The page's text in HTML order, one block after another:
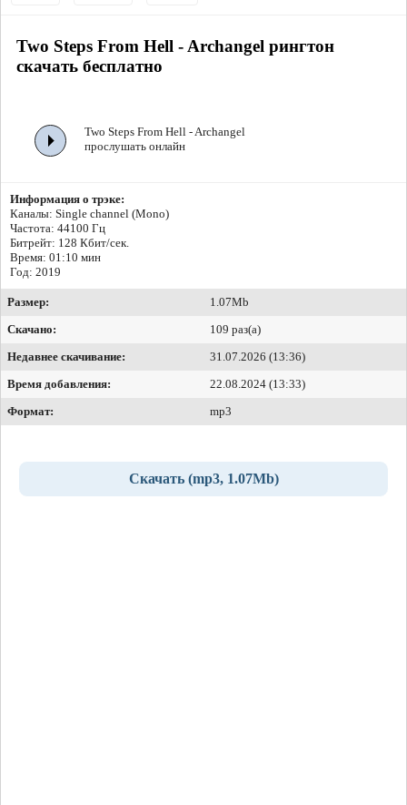
Two Steps From Hell - Archangel рингтон
скачать бесплатно
Two Steps From Hell - Archangel
прослушать онлайн
Информация о трэке:
Каналы: Single channel (Mono)
Частота: 44100 Гц
Битрейт: 128 Кбит/сек.
Время: 01:10 мин
Год: 2019
Размер:
1.07Mb
Скачано:
109 раз(а)
Недавнее скачивание:
31.07.2026 (13:36)
Время добавления:
22.08.2024 (13:33)
Формат:
mp3
Скачать (mp3, 1.07Mb)